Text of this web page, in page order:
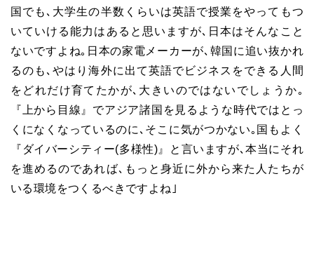
国でも､大学生の半数くらいは英語で授業をやってもつ
いていける能力はあると思いますが､日本はそんなこと
ないですよね｡日本の家電メーカーが､韓国に追い抜かれ
るのも､やはり海外に出て英語でビジネスをできる人間
をどれだけ育てたかが､大きいのではないでしょうか｡
『上から目線』でアジア諸国を見るような時代ではとっ
くになくなっているのに､そこに気がつかない｡国もよく
『ダイバーシティー(多様性)』と言いますが､本当にそれ
を進めるのであれば､もっと身近に外から来た人たちが
いる環境をつくるべきですよね｣